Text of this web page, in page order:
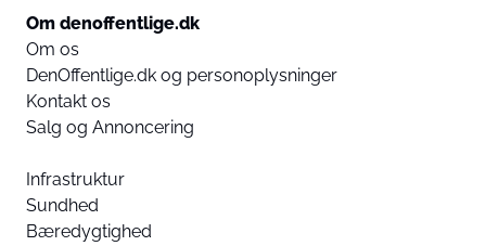
Om denoffentlige.dk
Om os
DenOffentlige.dk og personoplysninger
Kontakt os
Salg og Annoncering
Infrastruktur
Sundhed
Bæredygtighed